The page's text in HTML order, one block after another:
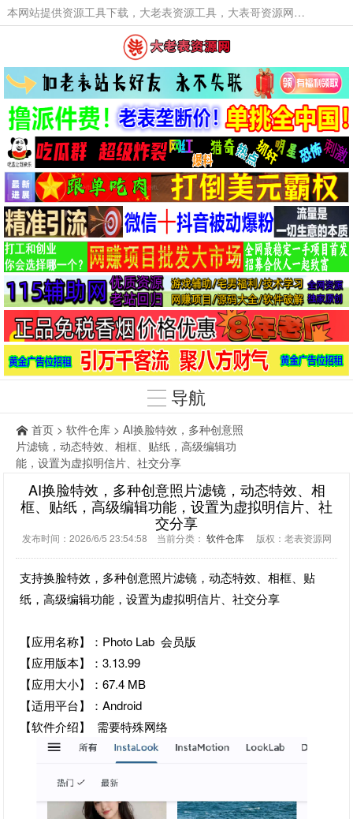
本网站提供资源工具下载，大老表资源工具，大表哥资源网软件工具，大老表资源下载，活动线报福利资源分享,活动线报，大型网游经典游戏，网络热门技术游戏辅助交流与分享。
导航
首页 > 软件仓库 > AI换脸特效，多种创意照
片滤镜，动态特效、相框、贴纸，高级编辑功
能，设置为虚拟明信片、社交分享
AI换脸特效，多种创意照片滤镜，动态特效、相
框、贴纸，高级编辑功能，设置为虚拟明信片、社
交分享
发布时间：2026/6/5 23:54:58 当前分类： 软件仓库版权：老表资源网
支持换脸特效，多种创意照片滤镜，动态特效、相框、贴
纸，高级编辑功能，设置为虚拟明信片、社交分享
【应用名称】：Photo Lab 会员版
【应用版本】：3.13.99
【应用大小】：67.4 MB
【适用平台】：Android
【软件介绍】 需要特殊网络